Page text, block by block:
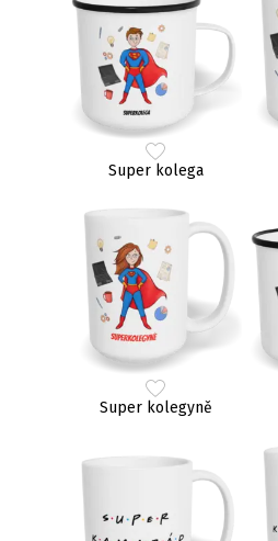
Super kolega
Super kolegyně